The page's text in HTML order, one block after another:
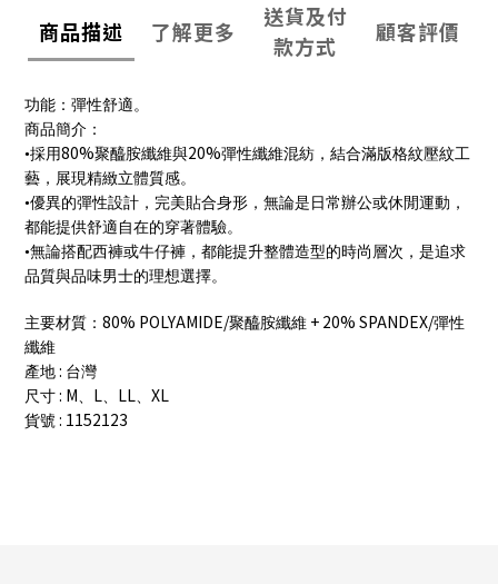
商品描述 了解更多
送貨及付
款方式
顧客評價
功能：彈性舒適。
商品簡介：
•採用80%聚醯胺纖維與20%彈性纖維混紡，結合滿版格紋壓紋工
藝，展現精緻立體質感。
•優異的彈性設計，完美貼合身形，無論是日常辦公或休閒運動，
都能提供舒適自在的穿著體驗。
•無論搭配西褲或牛仔褲，都能提升整體造型的時尚層次，是追求
品質與品味男士的理想選擇。
主要材質： 80% POLYAMIDE/聚醯胺纖維 + 20% SPANDEX/彈性
纖維
產地 : 台灣
尺寸 : M、 L、 LL、 XL
貨號 : 1152123